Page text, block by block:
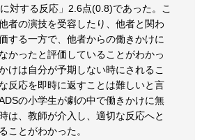
対する反応」2.6点(0.8)であった。こ
者の演技を受容したり、他者と関わ
する一方で、他者からの働きかけに
かったと評価していることがわかっ
けは自分が予期しない時にされるこ
反応を即時に返すことは難しいと言
の小学生が劇の中で働きかけに無
は、教師が介入し、適切な反応へと
ことがわかった。